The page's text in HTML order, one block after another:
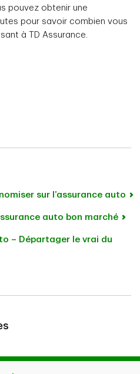
pouvez obtenir une
pour savoir combien vous
à TD Assurance.
sur l’assurance auto
auto bon marché
– Départager le vrai du
pas pour but de fournir